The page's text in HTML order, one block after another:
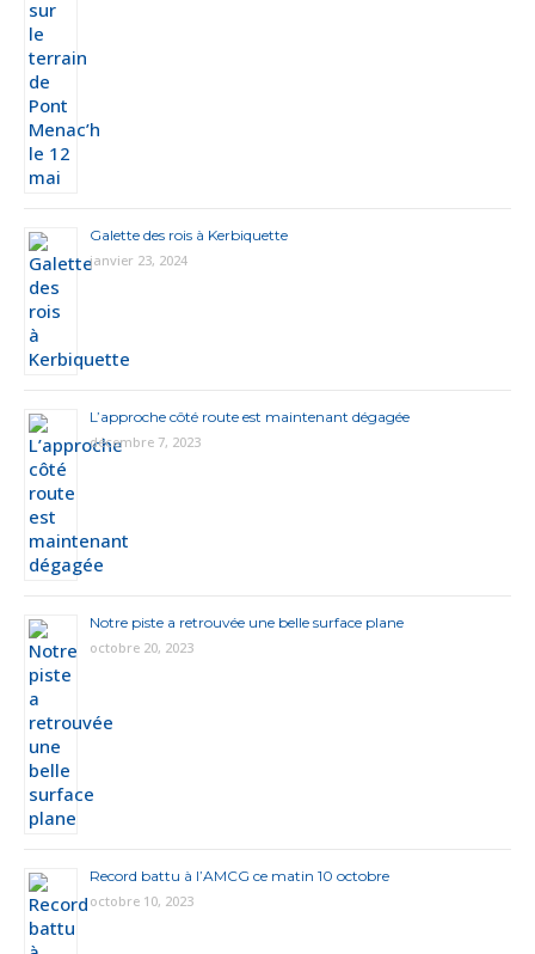
Galette des rois à Kerbiquette
janvier 23, 2024
L’approche côté route est maintenant dégagée
décembre 7, 2023
Notre piste a retrouvée une belle surface plane
octobre 20, 2023
Record battu à l’AMCG ce matin 10 octobre
octobre 10, 2023